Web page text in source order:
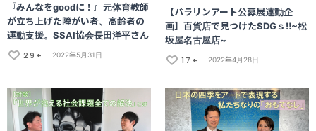
『みんなをgoodに！』元体育教師
が立ち上げた障がい者、高齢者の
運動支援。SSAI協会長田洋平さん
29+
2022年5月31日
【パラリンアート公募展連動企
画】百貨店で見つけたSDGｓ‼~松
坂屋名古屋店~
17+
2022年4月28日